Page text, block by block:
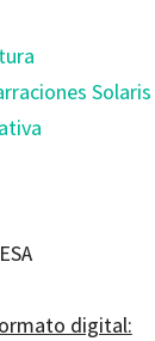
Solaris
digital: